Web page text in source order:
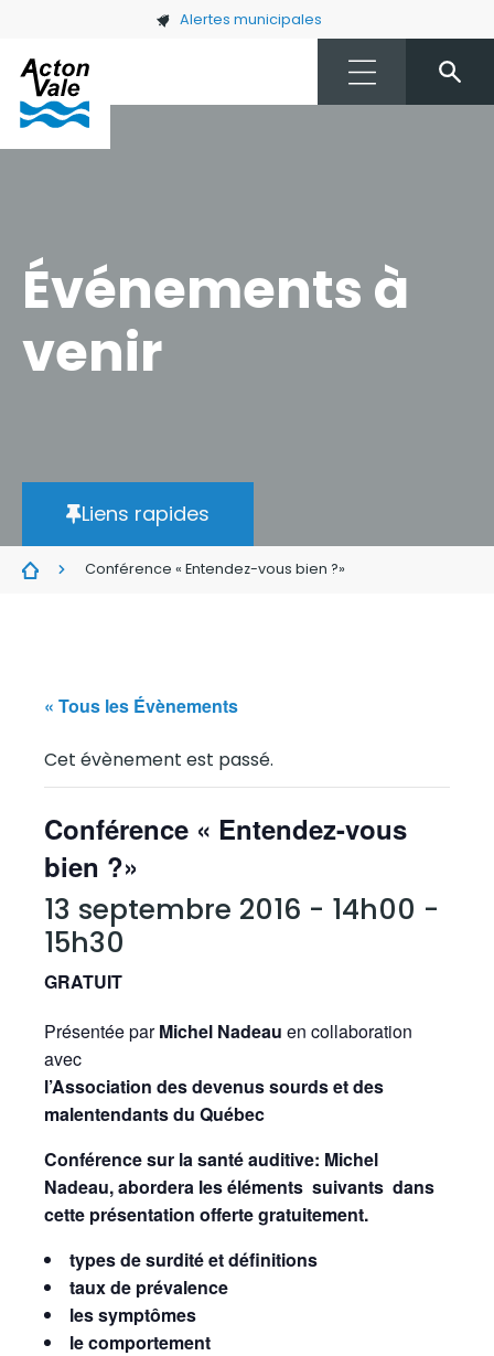
Skip to main content Alertes municipales
Événements à
venir
Liens rapides
Conférence « Entendez-vous bien ?»
« Tous les Évènements
Cet évènement est passé.
Conférence « Entendez-vous
bien ?»
13 septembre 2016 - 14h00 -
15h30
GRATUIT
Présentée parMichel Nadeau en collaboration
avec
l’Association des devenus sourds et des
malentendants du Québec
Conférence sur la santé auditive: Michel
Nadeau, abordera les éléments suivants dans
cette présentation offerte gratuitement.
types de surdité et définitions
taux de prévalence
les symptômes
le comportement